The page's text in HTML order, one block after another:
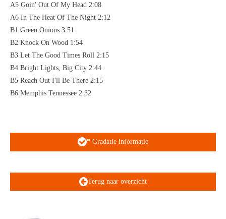
A5 Goin' Out Of My Head 2:08
A6 In The Heat Of The Night 2:12
B1 Green Onions 3:51
B2 Knock On Wood 1:54
B3 Let The Good Times Roll 2:15
B4 Bright Lights, Big City 2:44
B5 Reach Out I'll Be There 2:15
B6 Memphis Tennessee 2:32
* Gradatie informatie
Terug naar overzicht